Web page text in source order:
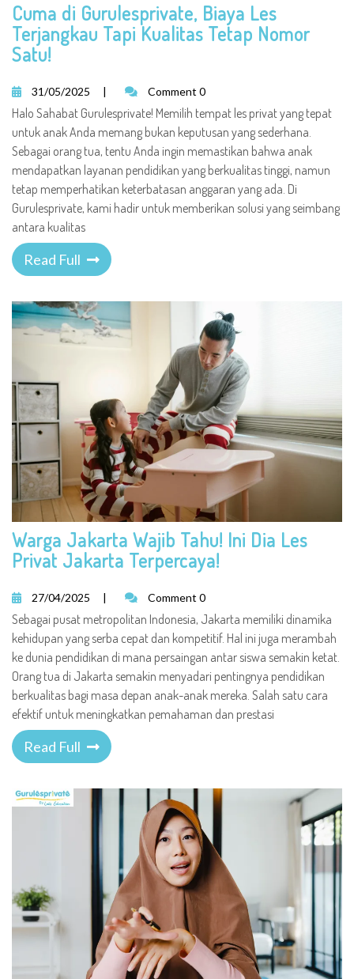
Cuma di Gurulesprivate, Biaya Les
Terjangkau Tapi Kualitas Tetap Nomor
Satu!
31/05/2025 | Comment 0
Halo Sahabat Gurulesprivate! Memilih tempat les privat yang tepat
untuk anak Anda memang bukan keputusan yang sederhana.
Sebagai orang tua, tentu Anda ingin memastikan bahwa anak
mendapatkan layanan pendidikan yang berkualitas tinggi, namun
tetap memperhatikan keterbatasan anggaran yang ada. Di
Gurulesprivate, kami hadir untuk memberikan solusi yang seimbang
antara kualitas
Read Full
Warga Jakarta Wajib Tahu! Ini Dia Les
Privat Jakarta Terpercaya!
27/04/2025 | Comment 0
Sebagai pusat metropolitan Indonesia, Jakarta memiliki dinamika
kehidupan yang serba cepat dan kompetitif. Hal ini juga merambah
ke dunia pendidikan di mana persaingan antar siswa semakin ketat.
Orang tua di Jakarta semakin menyadari pentingnya pendidikan
berkualitas bagi masa depan anak-anak mereka. Salah satu cara
efektif untuk meningkatkan pemahaman dan prestasi
Read Full